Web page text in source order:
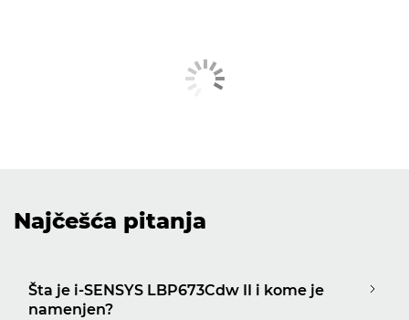
Najčešća pitanja
Šta je i-SENSYS LBP673Cdw II i kome je
namenjen?